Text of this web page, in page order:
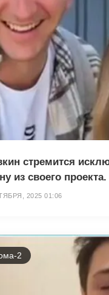
стремится
из своего проекта.
2025 01:06
2